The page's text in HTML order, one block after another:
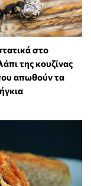
στο
της κουζίνας
απωθούν τα